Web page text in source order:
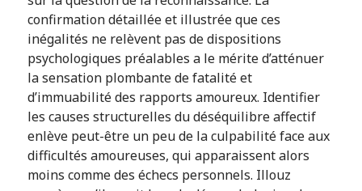
confirmation détaillée et illustrée que ces
inégalités ne relèvent pas de dispositions
psychologiques préalables a le mérite d’atténuer
la sensation plombante de fatalité et
d’immuabilité des rapports amoureux. Identifier
les causes structurelles du déséquilibre affectif
enlève peut-être un peu de la culpabilité face aux
difficultés amoureuses, qui apparaissent alors
moins comme des échecs personnels. Illouz